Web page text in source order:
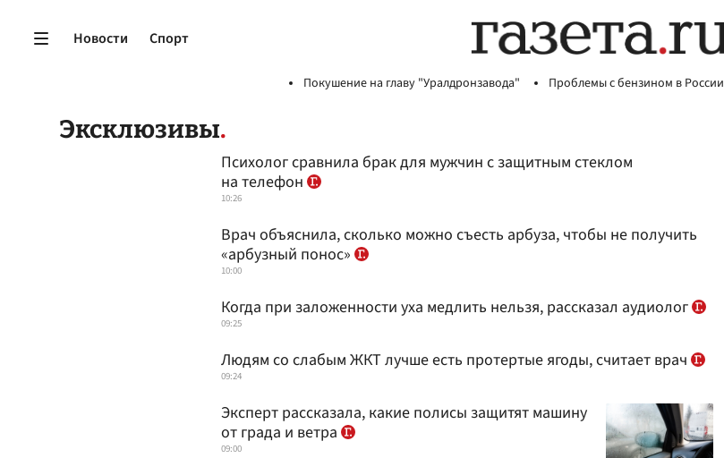
Новости Спорт
Покушение на главу "Уралдронзавода" Проблемы с бензином в России
Эксклюзивы
Психолог сравнила брак для мужчин с защитным стеклом
на телефон
10:26
Врач объяснила, сколько можно съесть арбуза, чтобы не получить
«арбузный понос»
10:00
Когда при заложенности уха медлить нельзя, рассказал аудиолог
09:25
Людям со слабым ЖКТ лучше есть протертые ягоды, считает врач
09:24
Эксперт рассказала, какие полисы защитят машину
от града и ветра
09:00